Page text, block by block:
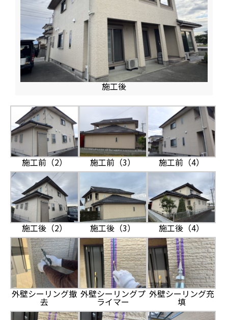
施工後
施工前（2） 施工前（3） 施工前（4）
施工後（2） 施工後（3） 施工後（4）
外壁シーリング撤
去
外壁シーリングプ
ライマー
外壁シーリング充
填